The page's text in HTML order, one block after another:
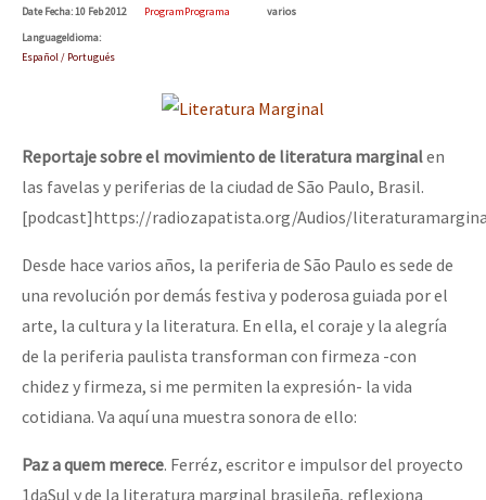
DateFecha: 10 Feb 2012
ProgramPrograma
varios
LanguageIdioma:
Español / Portugués
Reportaje sobre el movimiento de literatura marginalen
las favelas y periferias de la ciudad de São Paulo, Brasil.
[podcast]https://radiozapatista.org/Audios/
Desde hace varios años, la periferia de São Paulo es sede de
una revolución por demás festiva y poderosa guiada por el
arte, la cultura y la literatura. En ella, el coraje y la alegría
de la periferia paulista transforman con firmeza -con
chidez y firmeza, si me permiten la expresión- la vida
cotidiana. Va aquí una muestra sonora de ello:
Paz a quem merece. Ferréz, escritor e impulsor del proyecto
1daSul y de la literatura marginal brasileña, reflexiona